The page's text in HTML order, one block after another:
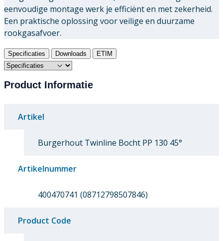
eenvoudige montage werk je efficiënt en met zekerheid.
Een praktische oplossing voor veilige en duurzame
rookgasafvoer.
Specificaties Downloads ETIM
Product Informatie
Artikel
Burgerhout Twinline Bocht PP 130 45°
Artikelnummer
400470741 (08712798507846)
Product Code